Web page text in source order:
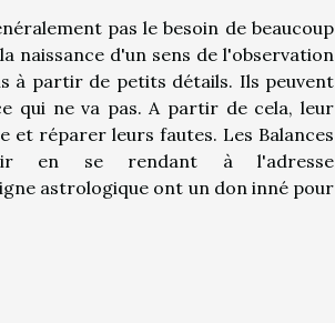
pas le besoin de beaucoup
naissance d'un sens de l'observation
à partir de petits détails. Ils peuvent
qui ne va pas. A partir de cela, leur
réparer leurs fautes. Les Balances
en se rendant à l'adresse
astrologique ont un don inné pour